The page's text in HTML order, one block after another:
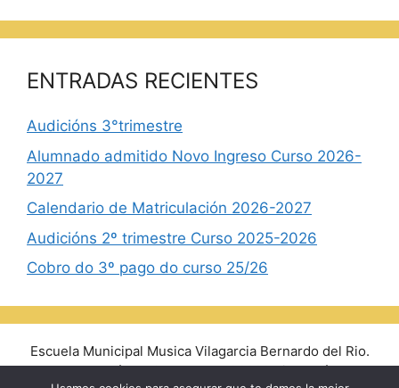
ENTRADAS RECIENTES
Audicións 3°trimestre
Alumnado admitido Novo Ingreso Curso 2026-
2027
Calendario de Matriculación 2026-2027
Audicións 2º trimestre Curso 2025-2026
Cobro do 3º pago do curso 25/26
Escuela Municipal Musica Vilagarcia Bernardo del Rio.
Avda. Rosalía de Castro, 14 - 36600 Vilagarcía de